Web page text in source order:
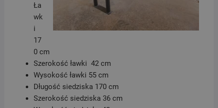
Ła
wk
i
17
0 cm
Szerokość ławki 42 cm
Wysokość ławki 55 cm
Długość siedziska 170 cm
Szerokość siedziska 36 cm